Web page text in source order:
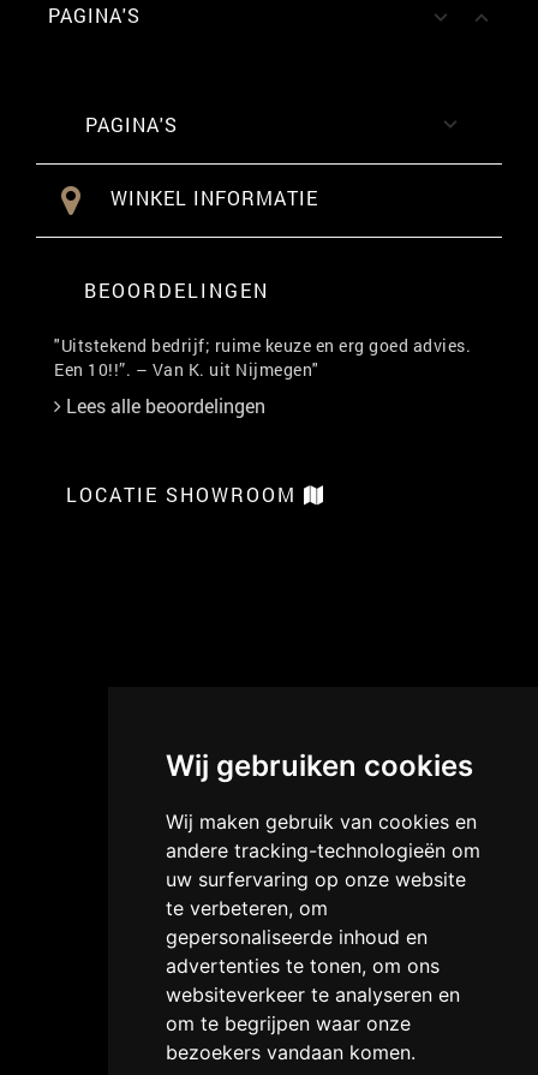
Wij gebruiken cookies
Wij maken gebruik van cookies en
andere tracking-technologieën om
uw surfervaring op onze website
te verbeteren, om
gepersonaliseerde inhoud en
advertenties te tonen, om ons
websiteverkeer te analyseren en
om te begrijpen waar onze
bezoekers vandaan komen.
PAGINA'S  
PAGINA'S 
WINKEL INFORMATIE
BEOORDELINGEN
"Uitstekend bedrijf; ruime keuze en erg goed advies.
Een 10!!”. – Van K. uit Nijmegen"
Lees alle beoordelingen
LOCATIE SHOWROOM